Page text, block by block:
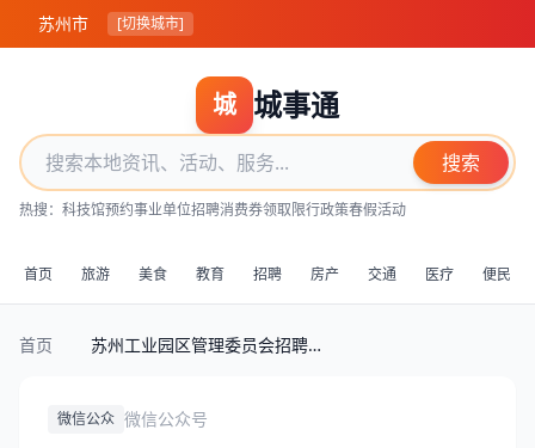
苏州市 [切换城市]
城 城事通
搜索
热搜： 科技馆预约事业单位招聘消费券领取限行政策春假活动
首页 旅游 美食 教育 招聘 房产 交通 医疗 便民
首页 苏州工业园区管理委员会招聘公告
微信公众 微信公众号